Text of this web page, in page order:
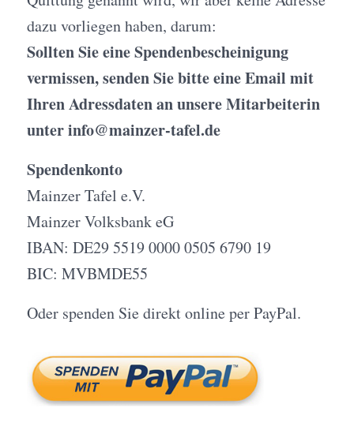
dazu vorliegen haben, darum:
Sollten Sie eine Spendenbescheinigung
vermissen, senden Sie bitte eine Email mit
Ihren Adressdaten an unsere Mitarbeiterin
unter
ed.lefat-rezniam
@ofni
Spendenkonto
Mainzer Tafel e.V.
Mainzer Volksbank eG
IBAN: DE29 5519 0000 0505 6790 19
BIC: MVBMDE55
Oder spenden Sie direkt online per PayPal.